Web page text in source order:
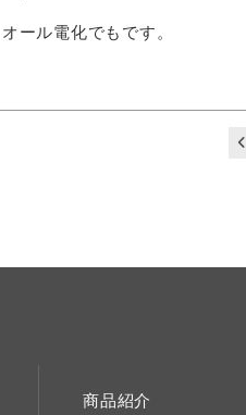
ール電化でもです。
商品紹介